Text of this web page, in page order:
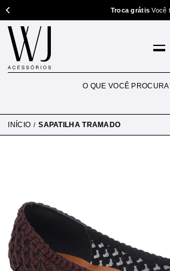
Troca grátisVocê
INÍCIO SAPATILHA TRAMADO